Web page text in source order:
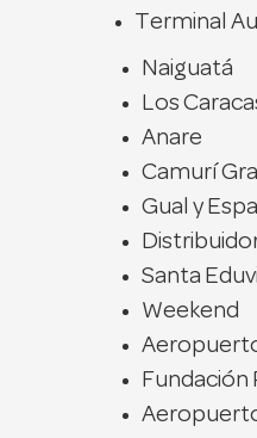
Terminal
Naiguatá
Los
Anare
Camurí
Gual y
Santa
Weekend
Fundación